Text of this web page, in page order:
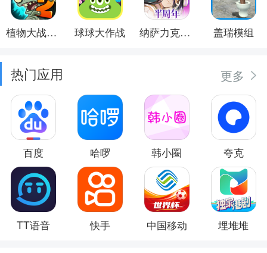
植物大战僵尸2 球球大作战 纳萨力克之王 盖瑞模组
热门应用 更多
百度 哈啰 韩小圈 夸克
TT语音 快手 中国移动 埋堆堆